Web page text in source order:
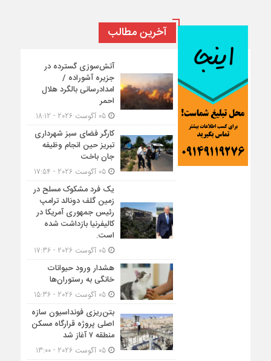
آخرین مطالب
آتش‌سوزی گسترده در
جزیره آشوراده /
امدادرسانی بالگرد هلال
احمر
05 آگوست 2026 - 18:12
کارگر فضای سبز شهرداری
تبریز حین انجام وظیفه
جان باخت
05 آگوست 2026 - 17:54
یک فرد مشکوک مسلح در
زمین گلف دونالد ترامپ
رئیس جمهوری آمریکا در
کالیفرنیا بازداشت شده
است.
05 آگوست 2026 - 17:36
هشدار ورود حیوانات
خانگی به رستوران‌ها
05 آگوست 2026 - 15:36
بتن‌ریزی فونداسیون سازه
اصلی پروژه قرارگاه مسکن
منطقه ۷ آغاز شد
05 آگوست 2026 - 13:00